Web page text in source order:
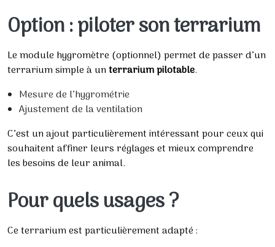
Option : piloter son terrarium
Le module hygromètre (optionnel) permet de passer d’un
terrarium simple à unterrarium pilotable.
Mesure de l’hygrométrie
Ajustement de la ventilation
C’est un ajout particulièrement intéressant pour ceux qui
souhaitent affiner leurs réglages et mieux comprendre
les besoins de leur animal.
Pour quels usages ?
Ce terrarium est particulièrement adapté :